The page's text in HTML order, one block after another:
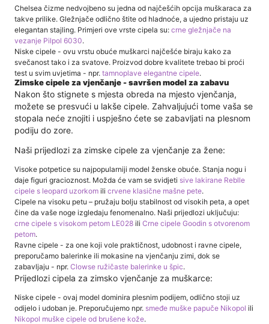
Chelsea čizme nedvojbeno su jedna od najčešćih opcija muškaraca za
takve prilike. Gležnjače odlično štite od hladnoće, a ujedno pristaju uz
elegantan stajling. Primjeri ove vrste cipela su: crne gležnjače na
vezanje Pilpol 6030.
Niske cipele - ovu vrstu obuće muškarci najčešće biraju kako za
svečanost tako i za svatove. Proizvod dobre kvalitete trebao bi proći
test u svim uvjetima - npr. tamnoplave elegantne cipele.
Zimske cipele za vjenčanje - savršen model za zabavu
Nakon što stignete s mjesta obreda na mjesto vjenčanja,
možete se presvući u lakše cipele. Zahvaljujući tome vaša se
stopala neće znojiti i uspješno ćete se zabavljati na plesnom
podiju do zore.
Naši prijedlozi za zimske cipele za vjenčanje za žene:
Visoke potpetice su najpopularniji model ženske obuće. Stanja nogu i
daje figuri gracioznost. Možda će vam se svidjeti sive lakirane Reblle
cipele s leopard uzorkom ili crvene klasične mašne pete.
Cipele na visoku petu – pružaju bolju stabilnost od visokih peta, a opet
čine da vaše noge izgledaju fenomenalno. Naši prijedlozi uključuju:
crne cipele s visokom petom LE028 ili Crne cipele Goodin s otvorenom
petom.
Ravne cipele - za one koji vole praktičnost, udobnost i ravne cipele,
preporučamo balerinke ili mokasine na vjenčanju zimi, dok se
zabavljaju - npr. Clowse ružičaste balerinke u špic.
Prijedlozi cipela za zimsko vjenčanje za muškarce:
Niske cipele - ovaj model dominira plesnim podijem, odlično stoji uz
odijelo i udoban je. Preporučujemo npr. smeđe muške papuče Nikopol ili
Nikopol muške cipele od brušene kože.